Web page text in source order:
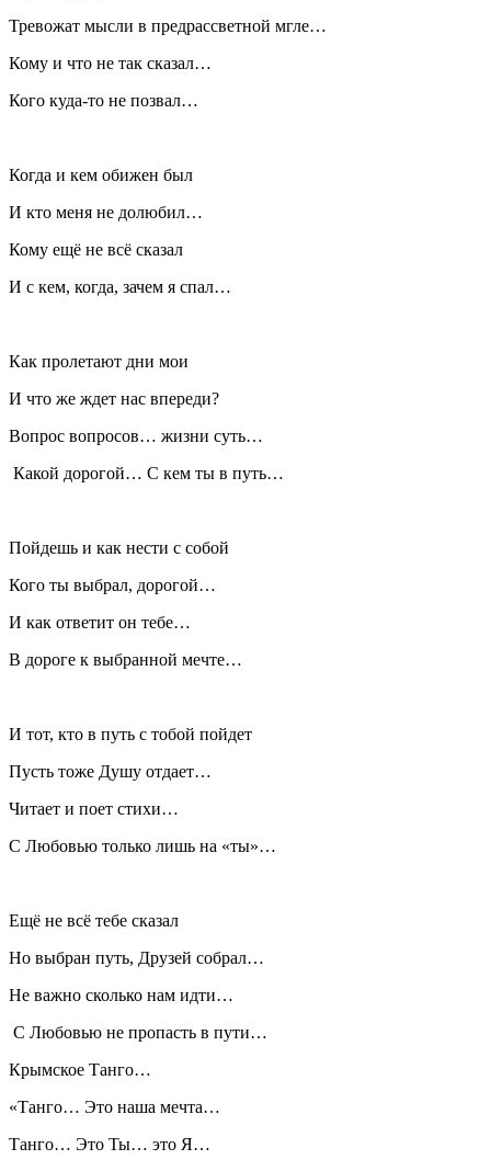
Тревожат мысли в предрассветной мгле…
Кому и что не так сказал…
Кого куда-то не позвал…
Когда и кем обижен был
И кто меня не долюбил…
Кому ещё не всё сказал
И с кем, когда, зачем я спал…
Как пролетают дни мои
И что же ждет нас впереди?
Вопрос вопросов… жизни суть…
Какой дорогой… С кем ты в путь…
Пойдешь и как нести с собой
Кого ты выбрал, дорогой…
И как ответит он тебе…
В дороге к выбранной мечте…
И тот, кто в путь с тобой пойдет
Пусть тоже Душу отдает…
Читает и поет стихи…
С Любовью только лишь на «ты»…
Ещё не всё тебе сказал
Но выбран путь, Друзей собрал…
Не важно сколько нам идти…
С Любовью не пропасть в пути…
Крымское Танго…
«Танго… Это наша мечта…
Танго… Это Ты… это Я…